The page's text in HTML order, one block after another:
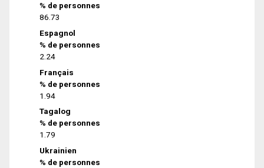
% de personnes
86.73
Espagnol
% de personnes
2.24
Français
% de personnes
1.94
Tagalog
% de personnes
1.79
Ukrainien
% de personnes